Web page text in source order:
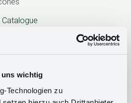
uns wichtig
Technologien zu
Catalogue